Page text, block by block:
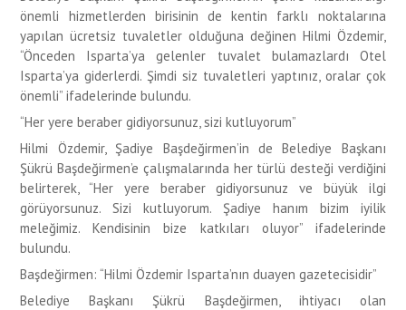
önemli hizmetlerden birisinin de kentin farklı noktalarına
yapılan ücretsiz tuvaletler olduğuna değinen Hilmi Özdemir,
“Önceden Isparta’ya gelenler tuvalet bulamazlardı Otel
Isparta’ya giderlerdi. Şimdi siz tuvaletleri yaptınız, oralar çok
önemli” ifadelerinde bulundu.
“Her yere beraber gidiyorsunuz, sizi kutluyorum”
Hilmi Özdemir, Şadiye Başdeğirmen’in de Belediye Başkanı
Şükrü Başdeğirmen’e çalışmalarında her türlü desteği verdiğini
belirterek, “Her yere beraber gidiyorsunuz ve büyük ilgi
görüyorsunuz. Sizi kutluyorum. Şadiye hanım bizim iyilik
meleğimiz. Kendisinin bize katkıları oluyor” ifadelerinde
bulundu.
Başdeğirmen: “Hilmi Özdemir Isparta’nın duayen gazetecisidir”
Belediye Başkanı Şükrü Başdeğirmen, ihtiyacı olan